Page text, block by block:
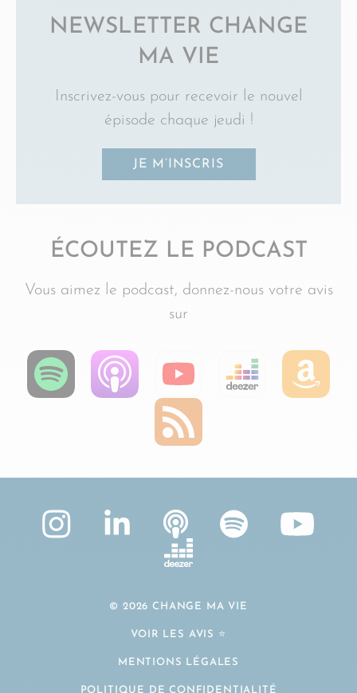
NEWSLETTER CHANGE
MA VIE
Inscrivez-vous pour recevoir le nouvel
épisode chaque jeudi !
JE M’INSCRIS
ÉCOUTEZ LE PODCAST
Vous aimez le podcast, donnez-nous votre avis
sur
© 2026 CHANGE MA VIE
VOIR LES AVIS ⭐️
MENTIONS LÉGALES
POLITIQUE DE CONFIDENTIALITÉ